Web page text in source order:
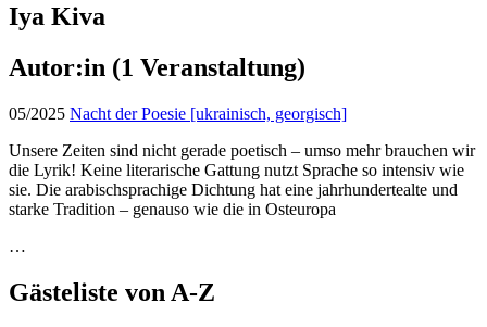
Iya Kiva
Autor:in (1 Veranstaltung)
05/2025 Nacht der Poesie [ukrainisch, georgisch]
Unsere Zeiten sind nicht gerade poetisch – umso mehr brauchen wir
die Lyrik! Keine literarische Gattung nutzt Sprache so intensiv wie
sie. Die arabischsprachige Dichtung hat eine jahrhundertealte und
starke Tradition – genauso wie die in Osteuropa
…
Gästeliste von A-Z